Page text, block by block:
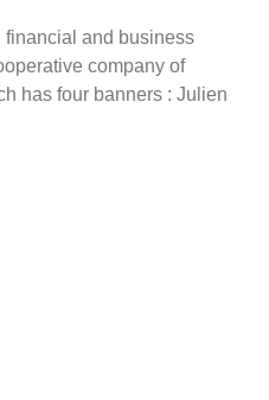
and business
company of
has four banners : Julien